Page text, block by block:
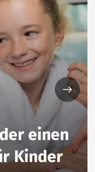
einen
Kinder